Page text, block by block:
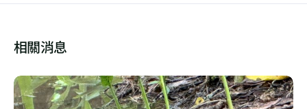
相關消息